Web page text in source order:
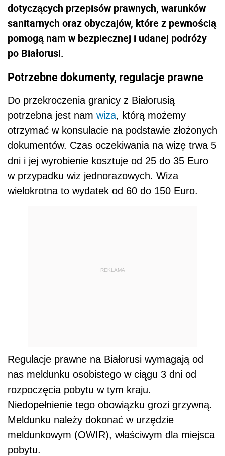
dotyczących przepisów prawnych, warunków
sanitarnych oraz obyczajów, które z pewnością
pomogą nam w bezpiecznej i udanej podróży
po Białorusi.
Potrzebne dokumenty, regulacje prawne
Do przekroczenia granicy z Białorusią
potrzebna jest nam wiza, którą możemy
otrzymać w konsulacie na podstawie złożonych
dokumentów. Czas oczekiwania na wizę trwa 5
dni i jej wyrobienie kosztuje od 25 do 35 Euro
w przypadku wiz jednorazowych. Wiza
wielokrotna to wydatek od 60 do 150 Euro.
REKLAMA
Regulacje prawne na Białorusi wymagają od
nas meldunku osobistego w ciągu 3 dni od
rozpoczęcia pobytu w tym kraju.
Niedopełnienie tego obowiązku grozi grzywną.
Meldunku należy dokonać w urzędzie
meldunkowym (OWIR), właściwym dla miejsca
pobytu.